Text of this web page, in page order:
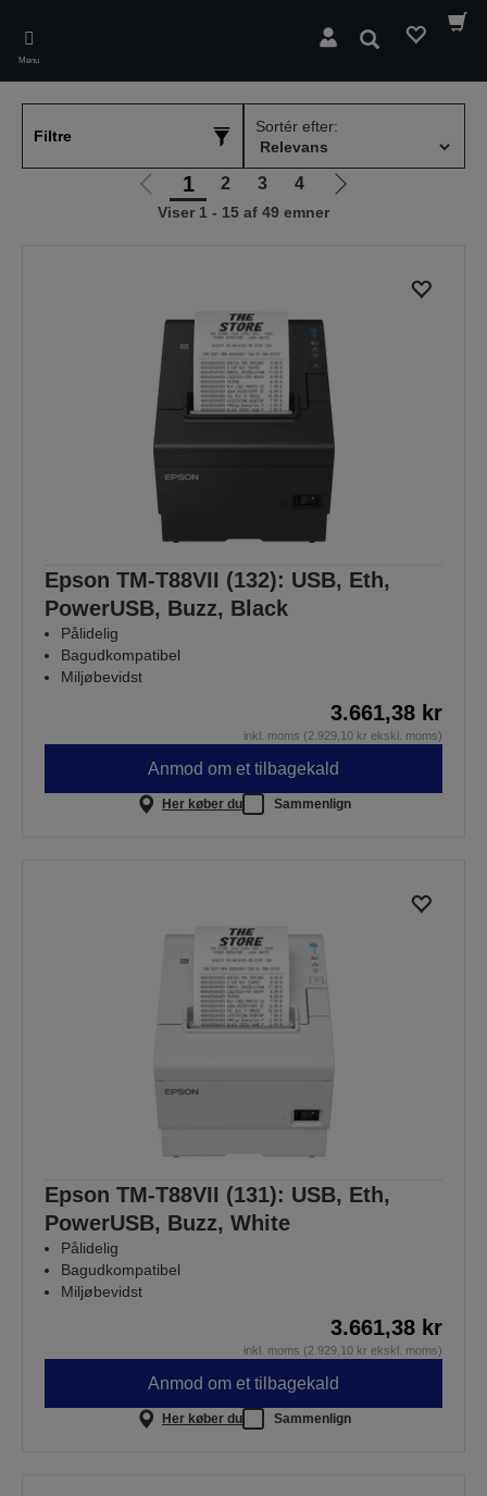
main
content
Menu
Søg
Filtre
Sortér efter:
Gå
til
1 2 3 4
Gå
Viser 1 - 15 af 49 emner
Epson TM-T88VII (132): USB, Eth,
PowerUSB, Buzz, Black
Pålidelig
Bagudkompatibel
Miljøbevidst
3.661,38 kr
inkl. moms (2.929,10 kr ekskl. moms)
Anmod om et tilbagekald
Her køber du Sammenlign
Epson TM-T88VII (131): USB, Eth,
PowerUSB, Buzz, White
Pålidelig
Bagudkompatibel
Miljøbevidst
3.661,38 kr
inkl. moms (2.929,10 kr ekskl. moms)
Anmod om et tilbagekald
Her køber du Sammenlign